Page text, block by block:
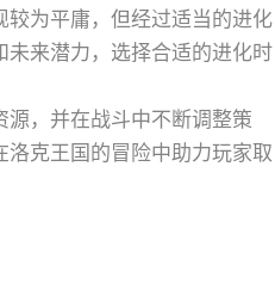
较为平庸，但经过适当的进化
来潜力，选择合适的进化时
，并在战斗中不断调整策
克王国的冒险中助力玩家取